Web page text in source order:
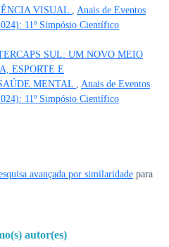
VISUAL
Anais de Eventos
11º Simpósio Científico
SUL: UM NOVO MEIO
ESPORTE E
MENTAL
Anais de Eventos
11º Simpósio Científico
avançada por similaridadepara
autor(es)